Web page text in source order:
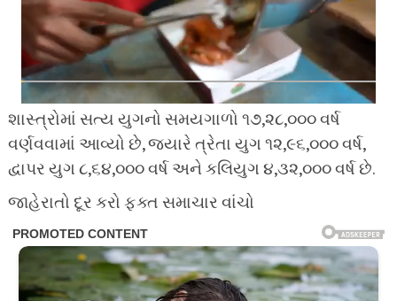
શાસ્ત્રોમાં સત્ય યુગનો સમયગાળો ૧૭,૨૮,૦૦૦ વર્ષ
વર્ણવવામાં આવ્યો છે, જ્યારે ત્રેતા યુગ ૧૨,૯૬,૦૦૦ વર્ષ,
દ્વાપર યુગ ૮,૬૪,૦૦૦ વર્ષ અને કલિયુગ ૪,૩૨,૦૦૦ વર્ષ છે.
જાહેરાતો દૂર કરો ફક્ત સમાચાર વાંચો